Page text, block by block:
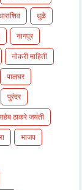
धुळे
नागपूर
नोकरी माहिती
पालघर
पुरंदर
ठाकरे जयंती
भाजप